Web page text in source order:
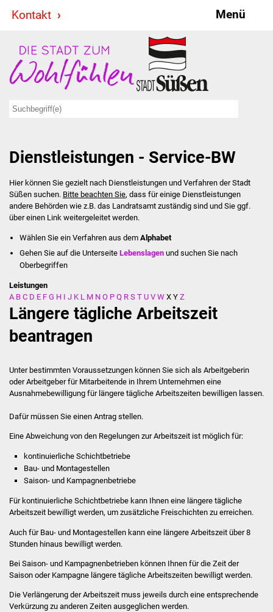
Kontakt Menü
Stadt & Politik
Bürgermeister
Ausschüsse
Ratsinformationssystem
Jugendbeirat
Summerrockfestival
Stadtverwaltung
Stellenangebote
FNP / Bebauungspläne
Wahlen
Dienstleistungen - Service-BW
Hier können Sie gezielt nach Dienstleistungen und Verfahren der Stadt
Süßen suchen. Bitte beachten Sie, dass für einige Dienstleistungen
andere Behörden wie z.B. das Landratsamt zuständig sind und Sie ggf.
über einen Link weitergeleitet werden.
Wählen Sie ein Verfahren aus dem Alphabet
Gehen Sie auf die UnterseiteLebenslagen und suchen Sie nach
Oberbegriffen
Leistungen
A B C D E F G H I J K L M N O P Q R S T U V W X Y Z
Längere tägliche Arbeitszeit
beantragen
Unter bestimmten Voraussetzungen können Sie sich als Arbeitgeberin
oder Arbeitgeber für Mitarbeitende in Ihrem Unternehmen eine
Ausnahmebewilligung für längere tägliche Arbeitszeiten bewilligen lassen.
Dafür müssen Sie einen Antrag stellen.
Eine Abweichung von den Regelungen zur Arbeitszeit ist möglich für:
kontinuierliche Schichtbetriebe
Bau- und Montagestellen
Saison- und Kampagnenbetriebe
Für kontinuierliche Schichtbetriebe kann Ihnen eine längere tägliche
Arbeitszeit bewilligt werden, um zusätzliche Freischichten zu erreichen.
Auch für Bau- und Montagestellen kann eine längere Arbeitszeit über 8
Stunden hinaus bewilligt werden.
Bei Saison- und Kampagnenbetrieben können Ihnen für die Zeit der
Saison oder Kampagne längere tägliche Arbeitszeiten bewilligt werden.
Die Verlängerung der Arbeitszeit muss jeweils durch eine entsprechende
Verkürzung zu anderen Zeiten ausgeglichen werden.